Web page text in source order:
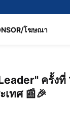
โฆษณา
ครั้ง
ทศ 📰🎉